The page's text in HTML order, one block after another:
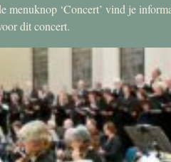
‘Concert’ vind je
dit concert.